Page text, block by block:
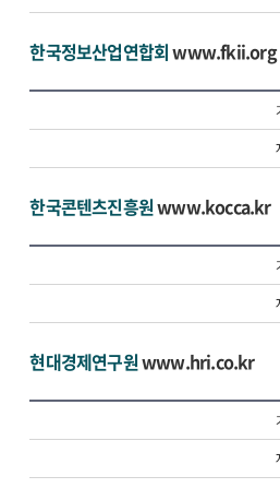
한국정보산업연합회www.fkii.org
한국콘텐츠진흥원www.kocca.kr
현대경제연구원www.hri.co.kr